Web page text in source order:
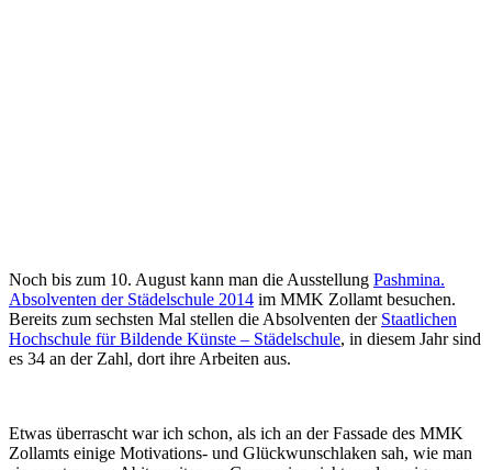
Noch bis zum 10. August kann man die Ausstellung Pashmina.
Absolventen der Städelschule 2014 im MMK Zollamt besuchen.
Bereits zum sechsten Mal stellen die Absolventen der Staatlichen
Hochschule für Bildende Künste – Städelschule, in diesem Jahr sind
es 34 an der Zahl, dort ihre Arbeiten aus.
Etwas überrascht war ich schon, als ich an der Fassade des MMK
Zollamts einige Motivations- und Glückwunschlaken sah, wie man